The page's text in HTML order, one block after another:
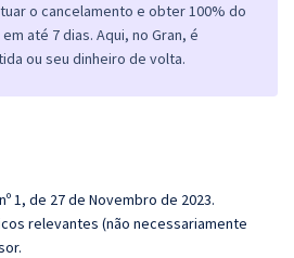
o cancelamento e obter 100% do
até 7 dias. Aqui, no Gran, é
ou seu dinheiro de volta.
1, de 27 de Novembro de 2023.
relevantes (não necessariamente